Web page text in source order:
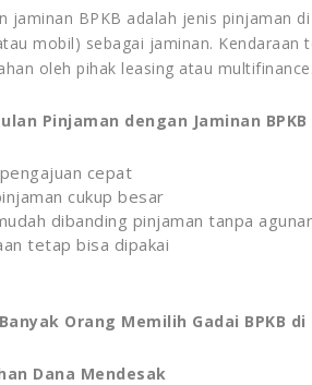
jaminan BPKB adalah jenis pinjaman
mobil) sebagai jaminan. Kendaraan
oleh pihak leasing atau multifinance.
Pinjaman dengan Jaminan BPKB
cepat
cukup besar
dibanding pinjaman tanpa
tetap bisa dipakai
Orang Memilih Gadai BPKB
Dana Mendesak